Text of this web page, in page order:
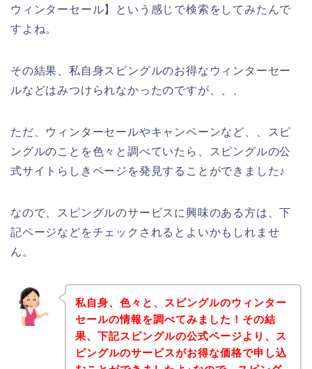
ウィンターセール】という感じで検索をしてみたんで
すよね。
その結果、私自身スピングルのお得なウィンターセー
ルなどはみつけられなかったのですが、、、
ただ、ウィンターセールやキャンペーンなど、、スピ
ングルのことを色々と調べていたら、スピングルの公
式サイトらしきページを発見することができました♪
なので、スピングルのサービスに興味のある方は、下
記ページなどをチェックされるとよいかもしれませ
ん。
私自身、色々と、スピングルのウィンター
セールの情報を調べてみました！その結
果、下記スピングルの公式ページより、ス
ピングルのサービスがお得な価格で申し込